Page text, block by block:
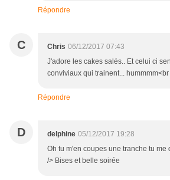
Répondre
C Chris 06/12/2017 07:43
J'adore les cakes salés.. Et celui ci
conviviaux qui trainent...
Répondre
D delphine 05/12/2017 19:28
Oh tu m'en coupes une tranche tu me
/> Bises et belle soirée